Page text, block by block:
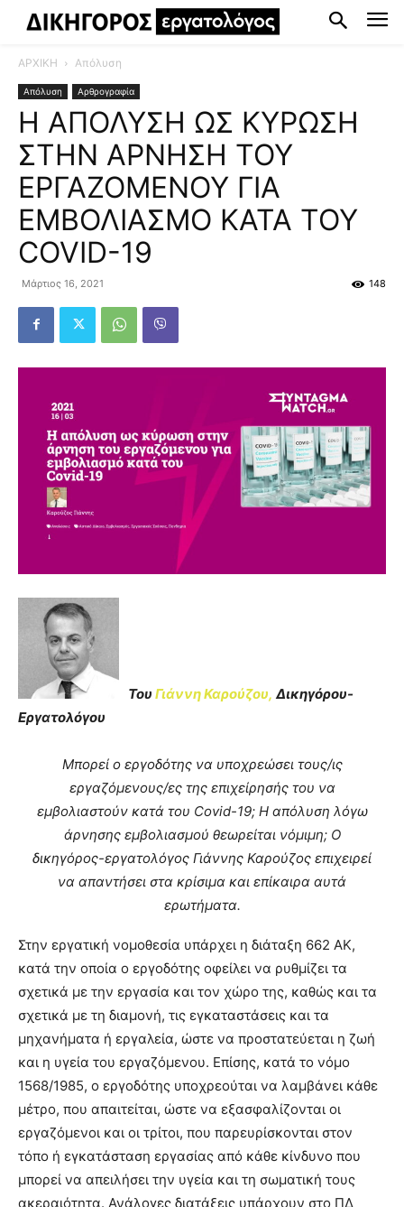
ΑΡΧΙΚΗ Απόλυση
Απόλυση Αρθρογραφία
Η ΑΠΟΛΥΣΗ ΩΣ ΚΥΡΩΣΗ
ΣΤΗΝ ΑΡΝΗΣΗ ΤΟΥ
ΕΡΓΑΖΟΜΕΝΟΥ ΓΙΑ
ΕΜΒΟΛΙΑΣΜΟ ΚΑΤΑ ΤΟΥ
COVID-19
Μάρτιος 16, 2021 148
Του Γιάννη Καρούζου, Δικηγόρου-
Εργατολόγου
Μπορεί ο εργοδότης να υποχρεώσει τους/ις
εργαζόμενους/ες της επιχείρησής του να
εμβολιαστούν κατά του Covid-19; Η απόλυση λόγω
άρνησης εμβολιασμού θεωρείται νόμιμη; Ο
δικηγόρος-εργατολόγος Γιάννης Καρούζος επιχειρεί
να απαντήσει στα κρίσιμα και επίκαιρα αυτά
ερωτήματα.
Στην εργατική νομοθεσία υπάρχει η διάταξη 662 ΑΚ,
κατά την οποία ο εργοδότης οφείλει να ρυθμίζει τα
σχετικά με την εργασία και τον χώρο της, καθώς και τα
σχετικά με τη διαμονή, τις εγκαταστάσεις και τα
μηχανήματα ή εργαλεία, ώστε να προστατεύεται η ζωή
και η υγεία του εργαζόμενου. Επίσης, κατά το νόμο
1568/1985, ο εργοδότης υποχρεούται να λαμβάνει κάθε
μέτρο, που απαιτείται, ώστε να εξασφαλίζονται οι
εργαζόμενοι και οι τρίτοι, που παρευρίσκονται στον
τόπο ή εγκατάσταση εργασίας από κάθε κίνδυνο που
μπορεί να απειλήσει την υγεία και τη σωματική τους
ακεραιότητα. Ανάλογες διατάξεις υπάρχουν στο ΠΔ